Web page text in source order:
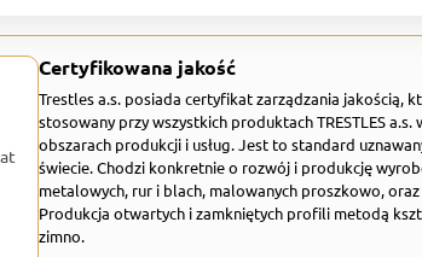
Certyfikowana jakość
Trestles a.s. posiada certyfikat zarządzania jakością,
stosowany przy wszystkich produktach TRESTLES a.s.
obszarach produkcji i usług. Jest to standard
świecie. Chodzi konkretnie o rozwój i produkcję
metalowych, rur i blach, malowanych proszkowo,
Produkcja otwartych i zamkniętych profili metodą
zimno.